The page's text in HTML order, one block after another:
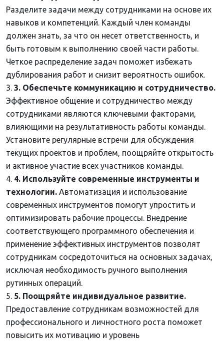
Разделите задачи между сотрудниками на основе их
навыков и компетенций. Каждый член команды
должен знать, за что он несет ответственность, и
быть готовым к выполнению своей части работы.
Четкое распределение задач поможет избежать
дублирования работ и снизит вероятность ошибок.
3. Обеспечьте коммуникацию и сотрудничество.
Эффективное общение и сотрудничество между
сотрудниками являются ключевыми факторами,
влияющими на результативность работы команды.
Установите регулярные встречи для обсуждения
текущих проектов и проблем, поощряйте открытость
и активное участие всех участников команды.
4. Используйте современные инструменты и
технологии. Автоматизация и использование
современных инструментов помогут упростить и
оптимизировать рабочие процессы. Внедрение
соответствующего программного обеспечения и
применение эффективных инструментов позволят
сотрудникам сосредоточиться на основных задачах,
исключая необходимость ручного выполнения
рутинных операций.
5. Поощряйте индивидуальное развитие.
Предоставление сотрудникам возможностей для
профессионального и личностного роста поможет
повысить их мотивацию и уровень